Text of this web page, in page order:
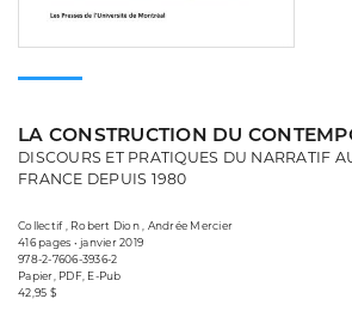
LA CONSTRUCTION DU
DISCOURS ET PRATIQUES DU NARRATIF
FRANCE DEPUIS 1980
Collectif , Robert Dion , Andrée Mercier
416 pages • janvier 2019
978-2-7606-3936-2
Papier, PDF, E-Pub
42,95 $